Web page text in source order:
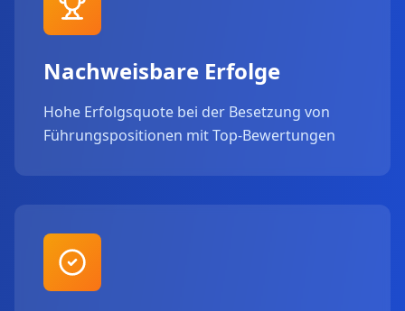
Nachweisbare Erfolge
Hohe Erfolgsquote bei der Besetzung von
Führungspositionen mit Top-Bewertungen